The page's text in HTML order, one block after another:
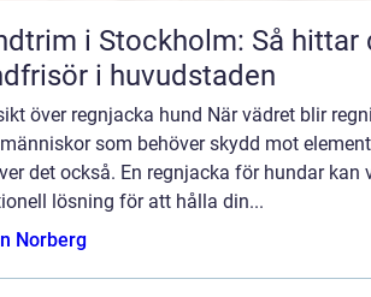
i Stockholm: Så hittar
i huvudstaden
över regnjacka hund När vädret blir
som behöver skydd mot
det också. En regnjacka för hundar kan
lösning för att hålla din...
Norberg